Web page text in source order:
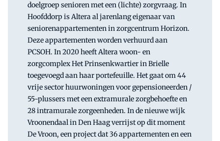
doelgroep senioren met een (lichte) zorgvraag. In
Hoofddorp is Altera al jarenlang eigenaar van
seniorenappartementen in zorgcentrum Horizon.
Deze appartementen worden verhuurd aan
PCSOH. In 2020 heeft Altera woon- en
zorgcomplex Het Prinsenkwartier in Brielle
toegevoegd aan haar portefeuille. Het gaat om 44
vrije sector huurwoningen voor gepensioneerden /
55-plussers met een extramurale zorgbehoefte en
28 intramurale zorgeenheden. In de nieuwe wijk
Vroonendaal in Den Haag verrijst op dit moment
De Vroon, een project dat 36 appartementen en een